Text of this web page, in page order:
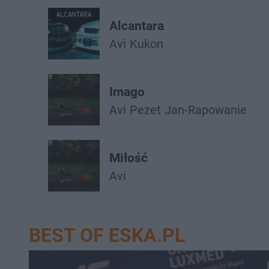
Alcantara
Avi Kukon
Imago
Avi Pezet Jan-Rapowanie
Miłość
Avi
BEST OF ESKA.PL